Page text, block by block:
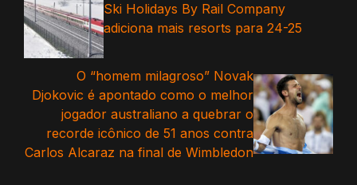
Ski Holidays By Rail Company
adiciona mais resorts para 24-25
O “homem milagroso” Novak
Djokovic é apontado como o melhor
jogador australiano a quebrar o
recorde icônico de 51 anos contra
Carlos Alcaraz na final de Wimbledon